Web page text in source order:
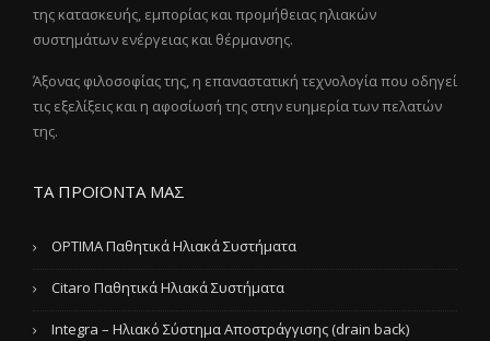
της κατασκευής, εμπορίας και προμήθειας ηλιακών
συστημάτων ενέργειας και θέρμανσης.
Άξονας φιλοσοφίας της, η επαναστατική τεχνολογία που οδηγεί
τις εξελίξεις και η αφοσίωσή της στην ευημερία των πελατών
της.
ΤΑ ΠΡΟΪΟΝΤΑ ΜΑΣ
OPTIMA Παθητικά Ηλιακά Συστήματα
Citaro Παθητικά Ηλιακά Συστήματα
Integra – Ηλιακό Σύστημα Αποστράγγισης (drain back)